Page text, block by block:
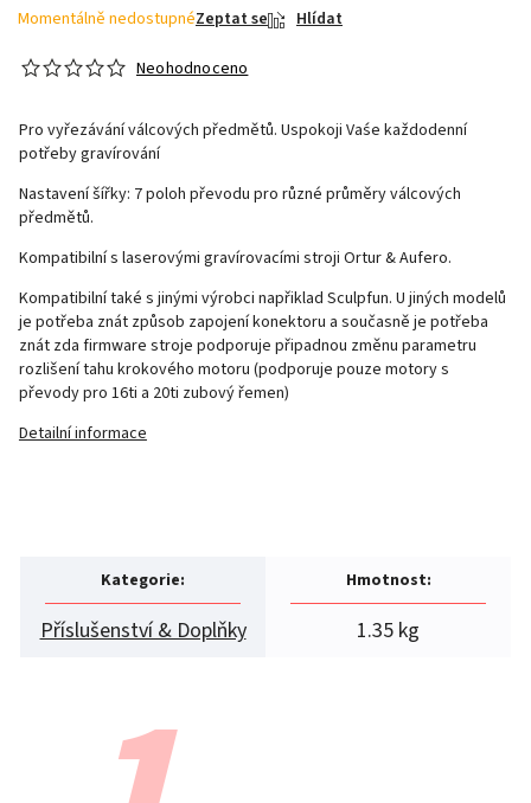
Momentálně nedostupnéZeptat se Hlídat
Neohodnoceno
Pro vyřezávání válcových předmětů. Uspokoji Vaśe každodenní
potřeby gravírování
Nastavení šířky: 7 poloh převodu pro různé průměry válcových
předmětů.
Kompatibilní s laserovými gravírovacími stroji Ortur & Aufero.
Kompatibilní také s jinými výrobci napřiklad Sculpfun. U jiných modelů
je potřeba znát způsob zapojení konektoru a současně je potřeba
znát zda firmware stroje podporuje připadnou změnu parametru
rozlišení tahu krokového motoru (podporuje pouze motory s
převody pro 16ti a 20ti zubový řemen)
Detailní informace
Kategorie:
Příslušenství & Doplňky
Hmotnost:
1.35 kg